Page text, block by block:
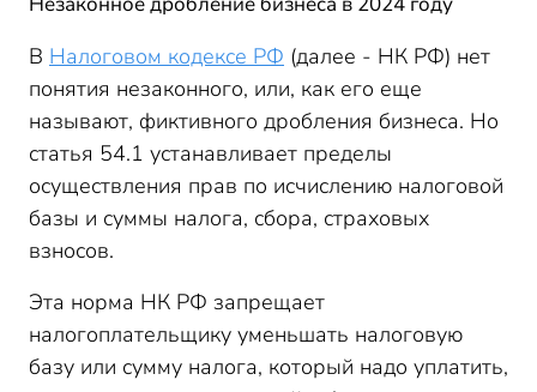
В Налоговом кодексе РФ (далее - НК РФ) нет
понятия незаконного, или, как его еще
называют, фиктивного дробления бизнеса. Но
статья 54.1 устанавливает пределы
осуществления прав по исчислению налоговой
базы и суммы налога, сбора, страховых
взносов.
Эта норма НК РФ запрещает
налогоплательщику уменьшать налоговую
базу или сумму налога, который надо уплатить,